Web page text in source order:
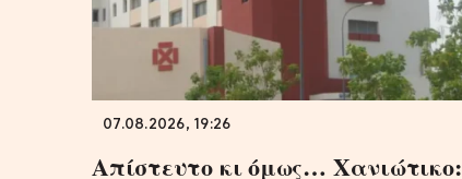
07.08.2026, 19:26
Απίστευτο κι όμως… Χανιώτικο: